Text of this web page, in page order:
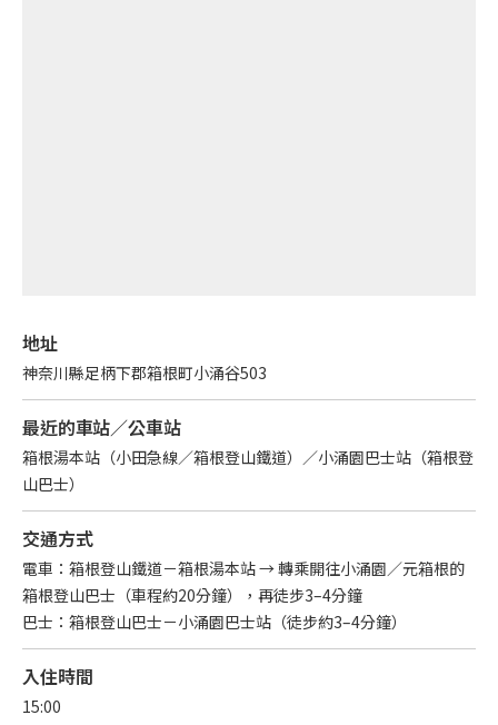
地址
神奈川縣足柄下郡箱根町小涌谷503
最近的車站／公車站
箱根湯本站（小田急線／箱根登山鐵道）／小涌園巴士站（箱根登
山巴士）
交通方式
電車：箱根登山鐵道－箱根湯本站 → 轉乘開往小涌園／元箱根的
箱根登山巴士（車程約20分鐘），再徒步3–4分鐘
巴士：箱根登山巴士－小涌園巴士站（徒步約3–4分鐘）
入住時間
15:00